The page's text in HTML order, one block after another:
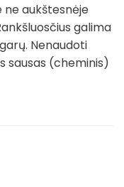
ne aukštesnėje
galima
Nenaudoti
sausas (cheminis)